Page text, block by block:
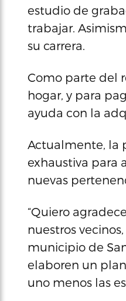
estudio de
trabajar.
su carrera.
Como parte del
hogar, y para
ayuda con la
Actualmente, la
exhaustiva para
nuevas
“Quiero
nuestros
municipio de
elaboren un
uno menos las